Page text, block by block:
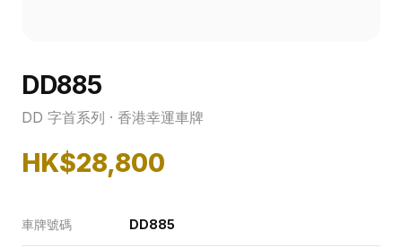
DD885
DD 字首系列 · 香港幸運車牌
HK$28,800
車牌號碼 DD885